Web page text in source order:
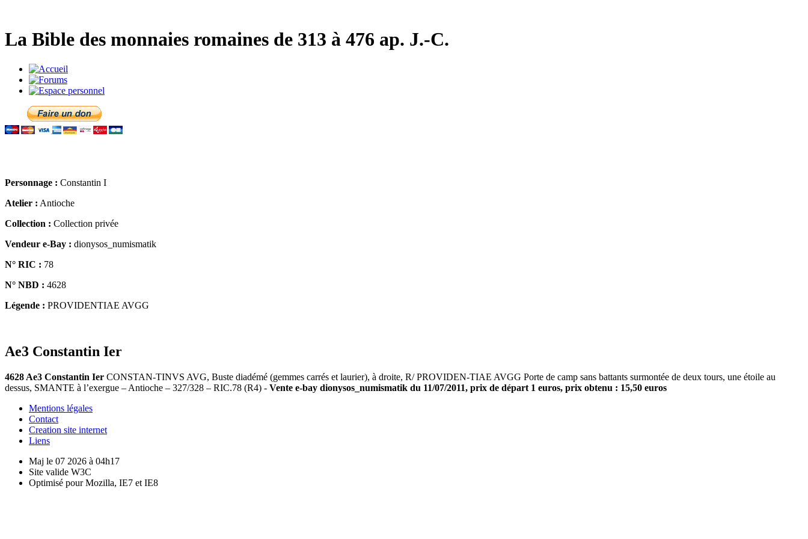
La Bible des monnaies romaines de 313 à 476 ap. J.-C.
Personnage : Constantin I
Atelier : Antioche
Collection : Collection privée
Vendeur e-Bay : dionysos_numismatik
N° RIC : 78
N° NBD : 4628
Légende : PROVIDENTIAE AVGG
Ae3 Constantin Ier
4628 Ae3 Constantin Ier CONSTAN-TINVS AVG, Buste diadémé (gemmes carrés et laurier), à droite, R/ PROVIDEN-TIAE AVGG Porte de camp sans battants surmontée de deux tours, une étoile au
dessus, SMANTE à l’exergue – Antioche – 327/328 – RIC.78 (R4) - Vente e-bay dionysos_numismatik du 11/07/2011, prix de départ 1 euros, prix obtenu : 15,50 euros
Mentions légales
Contact
Creation site internet
Liens
Maj le 07 2026 à 04h17
Site valide W3C
Optimisé pour Mozilla, IE7 et IE8